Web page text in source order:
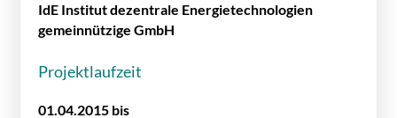
IdE Institut dezentrale Energietechnologien
gemeinnützige GmbH
Projektlaufzeit
01.04.2015 bis